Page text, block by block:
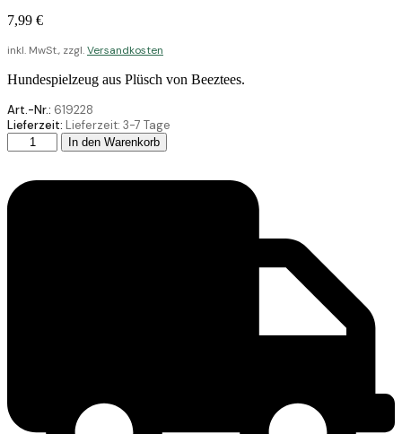
7,99 €
inkl. MwSt., zzgl.Versandkosten
Hundespielzeug aus Plüsch von Beeztees.
Art.-Nr.: 619228
Lieferzeit: Lieferzeit: 3-7 Tage
Beeztees
Plüsch
Taki
Braun
In den Warenkorb